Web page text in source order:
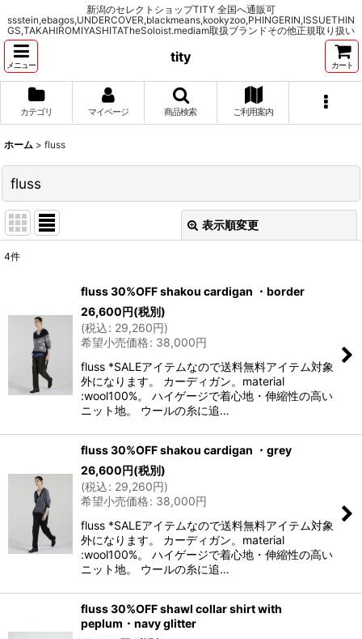
新潟のセレクトショップTITY 全国へ通販可
ssstein,ebagos,UNDERCOVER,blackmeans,kookyzoo,PHINGERIN,ISSUETHIN
GS,TAKAHIROMIYASHITATheSoloist.mediam取扱ブランドその他正規取り扱い
メニュー
tity
カート
カテゴリ マイページ 商品検索 ご利用案内
ホーム > fluss
fluss
表示順変更
並び順:
絞り込む
4件
fluss 30%OFF shakou cardigan ・border
26,600円(税別)
(税込: 29,260円)
希望小売価格: 38,000円
fluss *SALEアイテムなので送料無料アイテム対象
外になります。 カーディガン。material
:wool100%。 ハイゲージで着心地・伸縮性の高い
ニット地。 ウールの糸に追…
fluss 30%OFF shakou cardigan ・grey
26,600円(税別)
(税込: 29,260円)
希望小売価格: 38,000円
fluss *SALEアイテムなので送料無料アイテム対象
外になります。 カーディガン。material
:wool100%。 ハイゲージで着心地・伸縮性の高い
ニット地。 ウールの糸に追…
fluss 30%OFF shawl collar shirt with
peplum・navy glitter